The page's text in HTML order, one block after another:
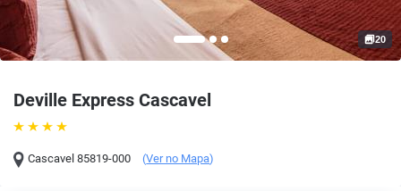
Deville Express Cascavel
Cascavel 85819-000 (Ver no Mapa)
20